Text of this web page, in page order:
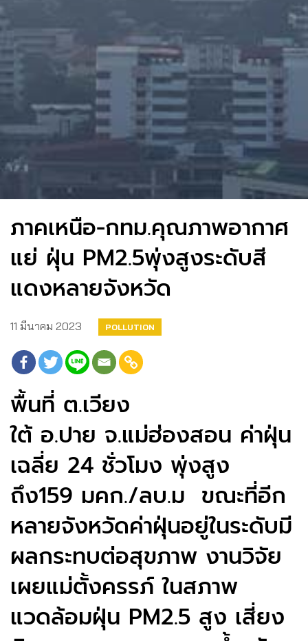
ภาคเหนือ-กทม.คุณภาพอากาศ
แย่ ฝุ่น PM2.5พุ่งสูงระดับสี
แดงหลายจังหวัด
11 มีนาคม 2023 POLLUTION
พื้นที่ ต.เวียง
ใต้ อ.ปาย จ.แม่ฮ่องสอน ค่าฝุ่น
เฉลี่ย 24 ชั่วโมง พุ่งสูง
ถึง159 มคก./ลบ.ม ขณะที่อีก
หลายจังหวัดค่าฝุ่นอยู่ในระดับมี
ผลกระทบต่อสุขภาพ งานวิจัย
เผยแม่ตั้งครรภ์ ในสภาพ
แวดล้อมฝุ่น PM2.5 สูง ​เสี่ยง